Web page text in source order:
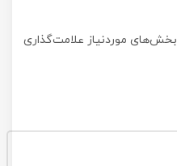
بخش‌های موردنیاز علامت‌گذاری